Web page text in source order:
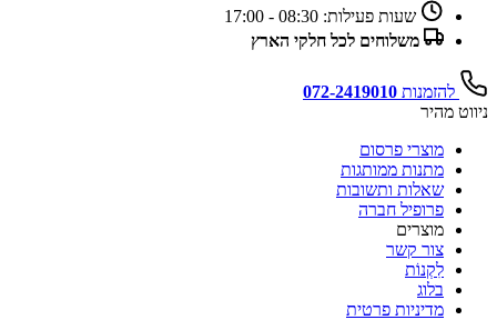
שעות פעילות: 08:30 - 17:00
משלוחים לכל חלקי הארץ
להזמנות 072-2419010
ניווט מהיר
מוצרי פרסום
מתנות ממותגות
שאלות ותשובות
פרופיל חברה
מוצרים
צור קשר
לִקְנוֹת
בלוג
מדיניות פרטית